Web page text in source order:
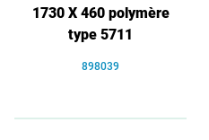
1730 X 460 polymère
type 5711
898039